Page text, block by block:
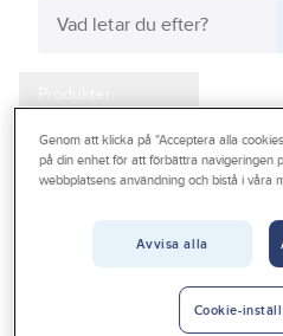
Produkter
Kampanjer
Outlet
Gelia Produkter Arbetsplats
Genom att klicka på "Acceptera alla
på din enhet för att förbättra navigeringen
webbplatsens användning och bistå i våra
Avvisa alla
Cookie-